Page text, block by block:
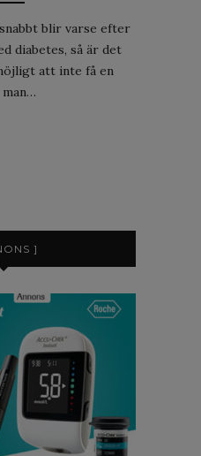
blir varse efter
diabetes, så är det
att inte få en
]